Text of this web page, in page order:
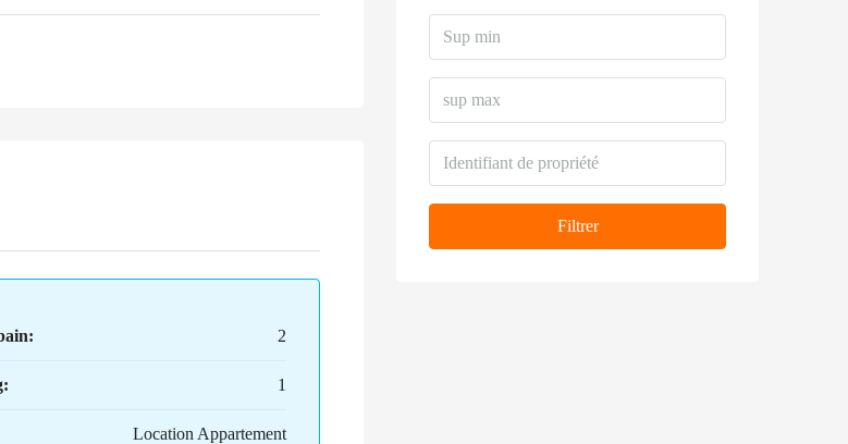
2
1
Location Appartement
Filtrer